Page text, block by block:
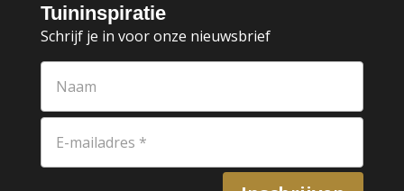
Tuininspiratie
Schrijf je in voor onze nieuwsbrief